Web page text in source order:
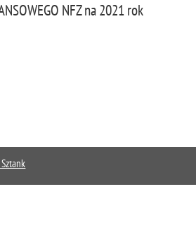
NFZ na 2021 rok